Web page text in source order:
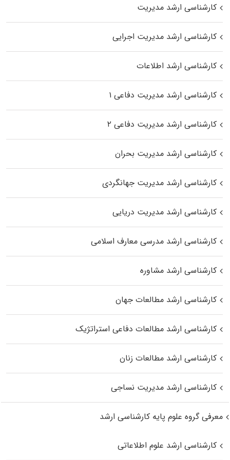
کارشناسی ارشد مدیریت
کارشناسی ارشد مدیریت اجرایی
کارشناسی ارشد اطلاعات
کارشناسی ارشد مدیریت دفاعی ۱
کارشناسی ارشد مدیریت دفاعی ۲
کارشناسی ارشد مدیریت بحران
کارشناسی ارشد مدیریت جهانگردی
کارشناسی ارشد مدیریت دریایی
کارشناسی ارشد مدرسی معارف اسلامی
کارشناسی ارشد مشاوره
کارشناسی ارشد مطالعات جهان
کارشناسی ارشد مطالعات دفاعی استراتژیک
کارشناسی ارشد مطالعات زنان
کارشناسی ارشد مدیریت نساجی
معرفی گروه علوم پایه کارشناسی ارشد
کارشناسی ارشد علوم اطلاعاتی